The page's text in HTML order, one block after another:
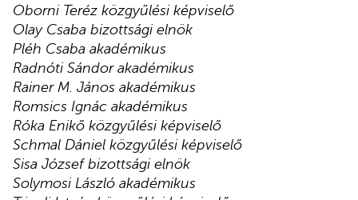
Oborni Teréz közgyűlési képviselő
Olay Csaba bizottsági elnök
Pléh Csaba akadémikus
Radnóti Sándor akadémikus
Rainer M. János akadémikus
Romsics Ignác akadémikus
Róka Enikő közgyűlési képviselő
Schmal Dániel közgyűlési képviselő
Sisa József bizottsági elnök
Solymosi László akadémikus